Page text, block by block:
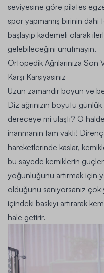
seviyesine göre pilates
spor yapmamış birinin
başlayıp kademeli olarak
gelebileceğini unutmayın.
Ortopedik Ağrılarınıza Son
Karşı Karşıyasınız
Uzun zamandır boyun ve
Diz ağrınızın boyutu günlük
dereceye mi ulaştı? O
inanmanın tam vakti!
hareketlerinde kaslar,
bu sayede kemiklerin
yoğunluğunu artırmak için
olduğunu sanıyorsanız çok
içindeki baskıyı artırarak
hale getirir.